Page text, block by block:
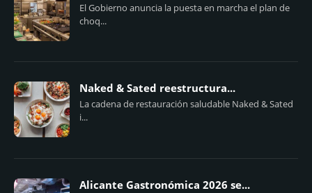
El Gobierno anuncia la puesta en marcha el plan de
choq...
Naked & Sated reestructura...
La cadena de restauración saludable Naked & Sated
i...
Alicante Gastronómica 2026 se...